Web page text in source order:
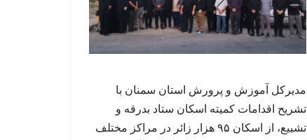
مدیرکل آموزش و پرورش استان سمنان با
تشریح اقدامات کمیته اسکان ستاد بدرقه و
تشییع، از اسکان ۹۵ هزار زائر در مراکز مختلف